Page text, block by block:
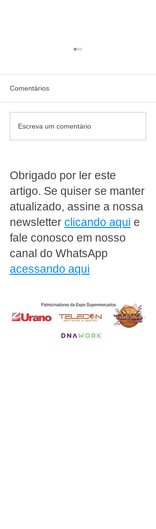
Supermercados de bairro:
Comentários
Escreva um comentário
Obrigado por ler este
artigo. Se quiser se manter
atualizado, assine a nossa
newsletter clicando aqui e
fale conosco em nosso
canal do WhatsApp
acessando aqui